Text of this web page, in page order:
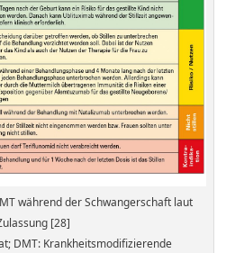
während der Schwangerschaft laut
[28]
DMT: Krankheitsmodifizierende